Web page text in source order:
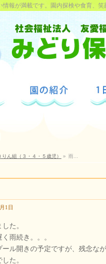
情報が満載です。園内探検や食育、
りん組（３・４・５歳児） » 雨…
1日
た。
雨続き。。。
ル開きの予定ですが、残念な
た。